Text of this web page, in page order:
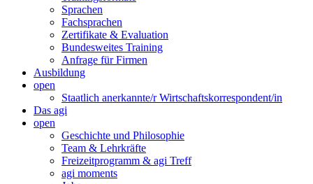
Sprachen
Fachsprachen
Zertifikate & Evaluation
Bundesweites Training
Anfrage für Firmen
Ausbildung
open
Staatlich anerkannte/r Wirtschaftskorrespondent/in
Das agi
open
Geschichte und Philosophie
Team & Lehrkräfte
Freizeitprogramm & agi Treff
agi moments